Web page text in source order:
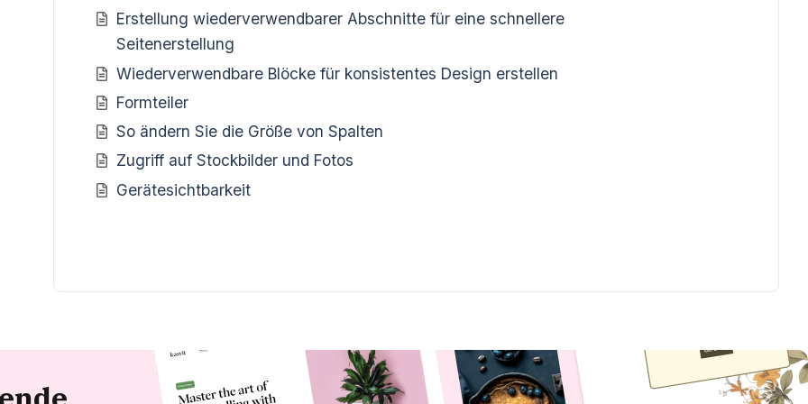
Erstellung wiederverwendbarer Abschnitte für eine schnellere
Seitenerstellung
Wiederverwendbare Blöcke für konsistentes Design erstellen
Formteiler
So ändern Sie die Größe von Spalten
Zugriff auf Stockbilder und Fotos
Gerätesichtbarkeit